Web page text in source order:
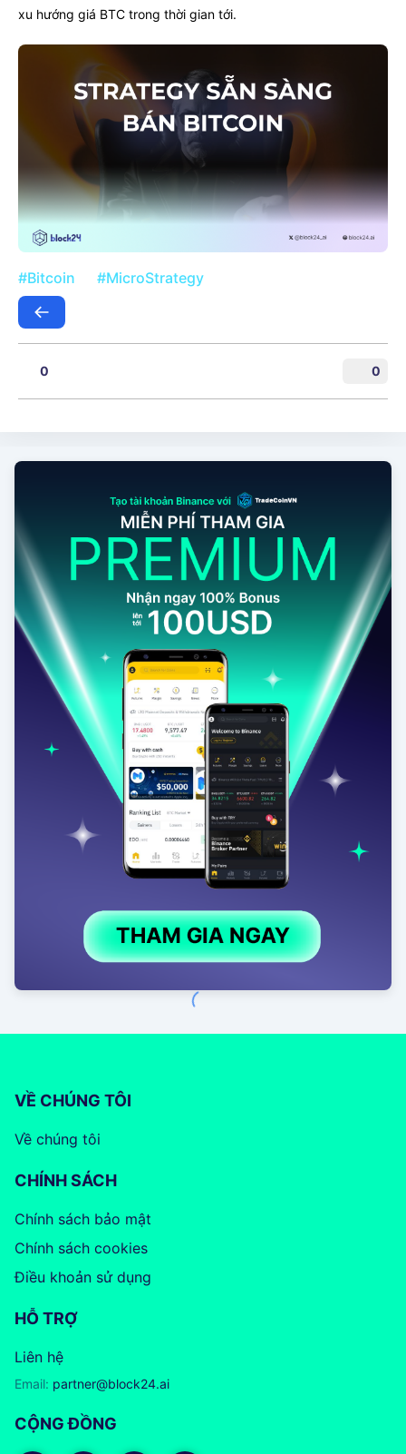
xu hướng giá BTC trong thời gian tới.
#Bitcoin #MicroStrategy
0 0
VỀ CHÚNG TÔI
Về chúng tôi
CHÍNH SÁCH
Chính sách bảo mật
Chính sách cookies
Điều khoản sử dụng
HỖ TRỢ
Liên hệ
Email: partner@block24.ai
CỘNG ĐỒNG